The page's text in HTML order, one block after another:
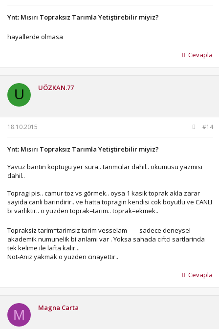
Ynt: Mısırı Topraksız Tarımla Yetiştirebilir miyiz?
hayallerde olmasa
Cevapla
U UÖZKAN.77
18.10.2015 #14
Ynt: Mısırı Topraksız Tarımla Yetiştirebilir miyiz?
Yavuz bantin koptugu yer sura.. tarimcilar dahil.. okumusu yazmisi
dahil..
Topragi pis.. camur toz vs görmek.. oysa 1 kasik toprak akla zarar
sayida canli barindirir.. ve hatta topragin kendisi cok boyutlu ve CANLI
bi varliktir.. o yuzden toprak=tarim.. toprak=ekmek..
Topraksiz tarim=tarimsiz tarim vesselam
sadece deneysel
akademik numunelik bi anlami var . Yoksa sahada ciftci sartlarinda
tek kelime ile lafta kalir...
Not-Aniz yakmak o yuzden cinayettir..
Cevapla
M Magna Carta